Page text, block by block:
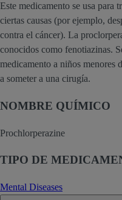
Este medicamento se usa para
ciertas causas (por ejemplo,
contra el cáncer). La
conocidos como fenotiazinas.
medicamento a niños menores
a someter a una cirugía.
NOMBRE QUÍMICO
Prochlorperazine
TIPO DE
Mental Diseases